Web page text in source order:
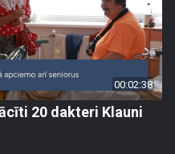
00:02:38
20 dakteri Klauni